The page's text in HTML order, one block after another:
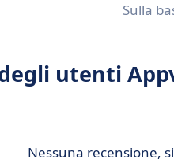
Sulla
utenti
Nessuna recensione,